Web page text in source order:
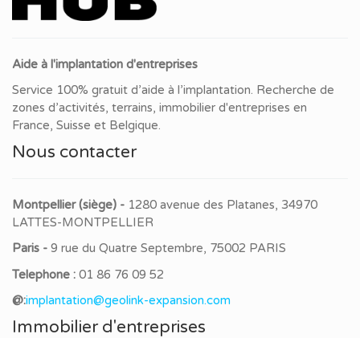
Aide à l'implantation d'entreprises
Service 100% gratuit d’aide à l’implantation. Recherche de
zones d’activités, terrains, immobilier d'entreprises en
France, Suisse et Belgique.
Nous contacter
Montpellier (siège) - 1280 avenue des Platanes, 34970
LATTES-MONTPELLIER
Paris - 9 rue du Quatre Septembre, 75002 PARIS
Telephone : 01 86 76 09 52
@:implantation@geolink-expansion.com
Immobilier d'entreprises